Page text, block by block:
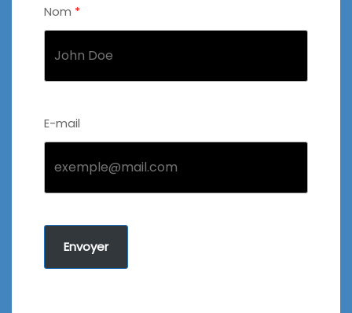
Nom
E-mail
Envoyer